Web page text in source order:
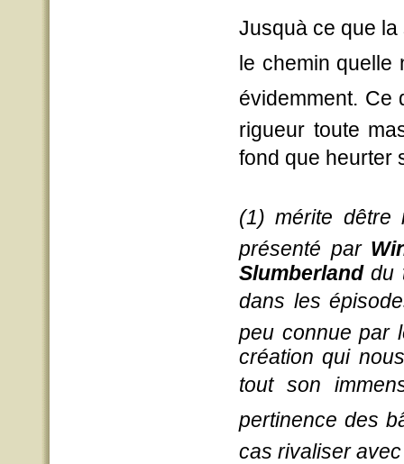
Jusquà ce que
le chemin
évidemment. Ce
rigueur toute
fond que heurter
(1) mérite
présenté par
Slumberlanddu
dans les
peu connue par
création qui
tout son
pertinence des
cas rivaliser